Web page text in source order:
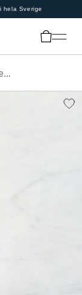
hela Sverige